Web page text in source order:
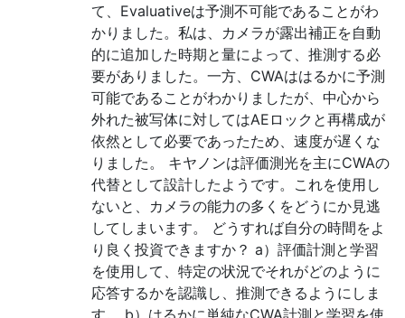
て、Evaluativeは予測不可能であることがわ
かりました。私は、カメラが露出補正を自動
的に追加した時期と量によって、推測する必
要がありました。一方、CWAははるかに予測
可能であることがわかりましたが、中心から
外れた被写体に対してはAEロックと再構成が
依然として必要であったため、速度が遅くな
りました。 キヤノンは評価測光を主にCWAの
代替として設計したようです。これを使用し
ないと、カメラの能力の多くをどうにか見逃
してしまいます。 どうすれば自分の時間をよ
り良く投資できますか？ a）評価計測と学習
を使用して、特定の状況でそれがどのように
応答するかを認識し、推測できるようにしま
す。 b）はるかに単純なCWA計測と学習を使